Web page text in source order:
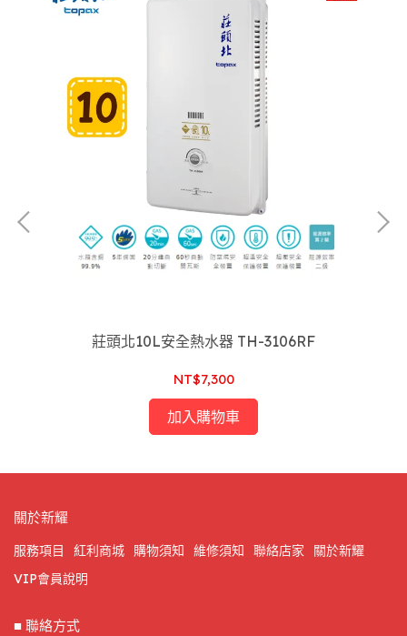
莊頭北10L安全熱水器 TH-3106RF
NT$7,300
加入購物車
關於新耀
服務項目 紅利商城 購物須知 維修須知 聯絡店家
關於新耀
VIP會員說明
■ 聯絡方式